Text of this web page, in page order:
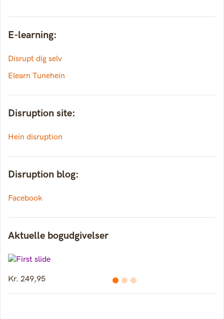
E-learning:
Disrupt dig selv
Elearn Tunehein
Disruption site:
Hein disruption
Disruption blog:
Facebook
Aktuelle bogudgivelser
Kr. 214,95